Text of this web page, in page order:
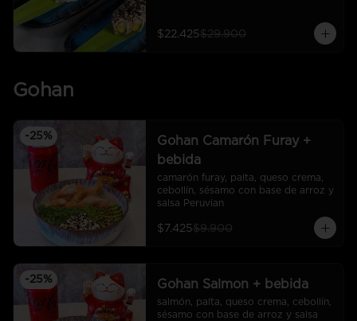
$22.425$29.900
Gohan
-25%
Gohan Camarón Furay +
bebida
camarón furay, palta, queso crema,
cebollín, sésamo con base de arroz y
salsa Peruvian
$7.425$9.900
-25% Gohan Salmon + bebida
salmón, palta, queso crema, cebollín,
sésamo con base de arroz y salsa